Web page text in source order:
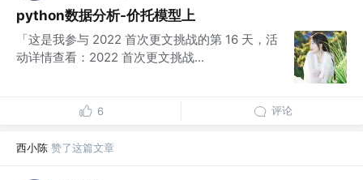
python数据分析-价托模型上
「这是我参与 2022 首次更文挑战的第 16 天，活
动详情查看：2022 首次更文挑战...
6 评论
西小陈 赞了这篇文章